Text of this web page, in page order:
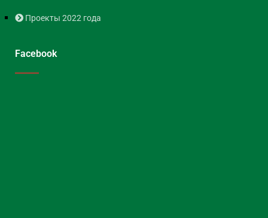
Проекты 2022 года
Facebook